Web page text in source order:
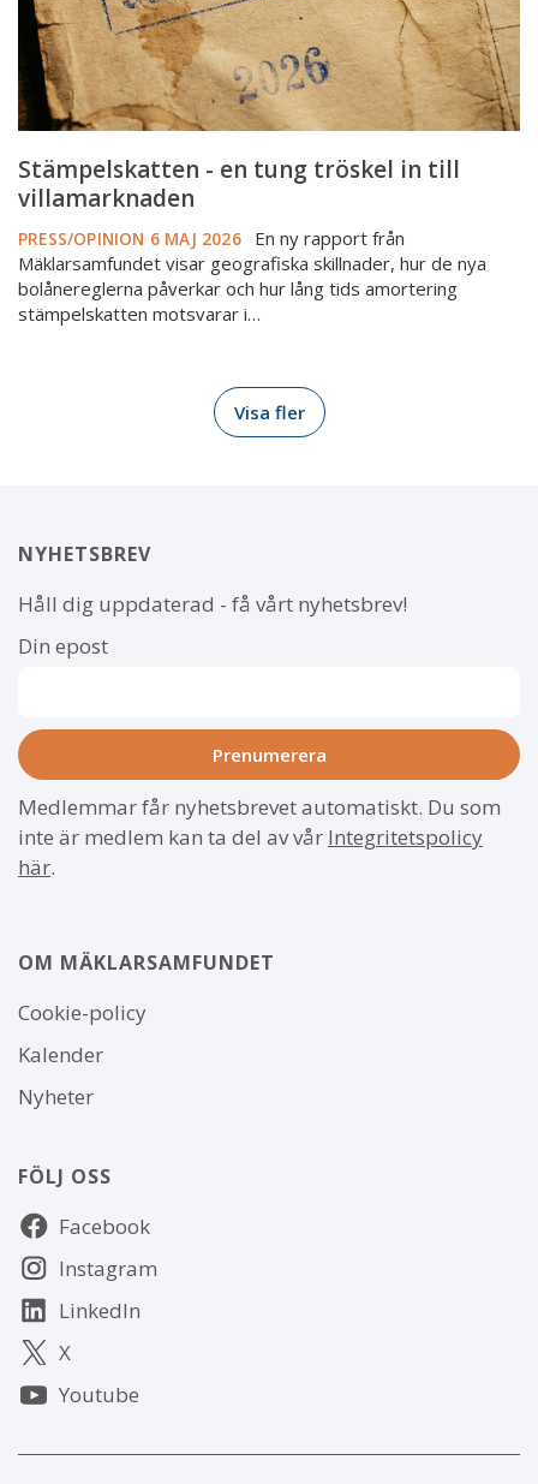
villamarknaden
Stämpelskatten - en tung tröskel in till
villamarknaden
PRESS/OPINION 6 MAJ 2026
En ny rapport från
Mäklarsamfundet visar geografiska skillnader, hur de nya
bolånereglerna påverkar och hur lång tids amortering
stämpelskatten motsvarar i…
Visa fler
NYHETSBREV
Håll dig uppdaterad - få vårt nyhetsbrev!
Din epost
Medlemmar får nyhetsbrevet automatiskt. Du som
inte är medlem kan ta del av vår Integritetspolicy
här.
OM MÄKLARSAMFUNDET
Om
webbplatsen
Cookie-policy
Kalender
Nyheter
FÖLJ OSS
Följ
oss Facebook
Instagram
LinkedIn
X
Youtube